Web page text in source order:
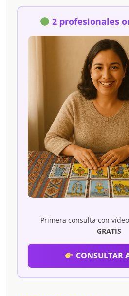
2 profesionales
Primera consulta con
GRATIS
CONSULTAR